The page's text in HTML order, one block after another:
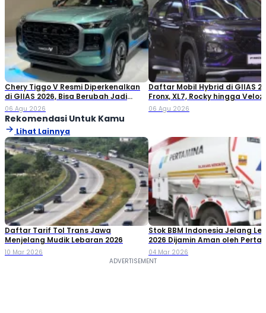
Chery Tiggo V Resmi Diperkenalkan
di GIIAS 2026, Bisa Berubah Jadi
Double Cabin
06 Agu 2026
Daftar Mobil Hybrid di GIIAS
Fronx, XL7, Rocky hingga Veloz!
06 Agu 2026
Rekomendasi Untuk Kamu
Lihat Lainnya
Daftar Tarif Tol Trans Jawa
Menjelang Mudik Lebaran 2026
10 Mar 2026
Stok BBM Indonesia Jelang
2026 Dijamin Aman oleh
04 Mar 2026